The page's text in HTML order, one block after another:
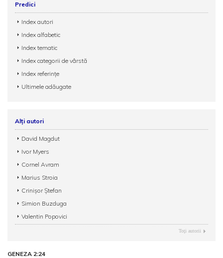
Predici
Index autori
Index alfabetic
Index tematic
Index categorii de vârstă
Index referințe
Ultimele adăugate
Alți autori
David Magdut
Ivor Myers
Cornel Avram
Marius Stroia
Crinișor Ștefan
Simion Buzduga
Valentin Popovici
Toţi autorii
GENEZA 2:24